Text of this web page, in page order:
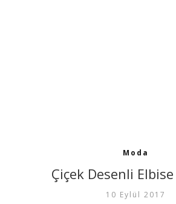
Moda
Çiçek Desenli
10 Eylül 2017